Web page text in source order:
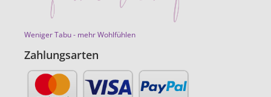
Weniger Tabu - mehr Wohlfühlen
Zahlungsarten